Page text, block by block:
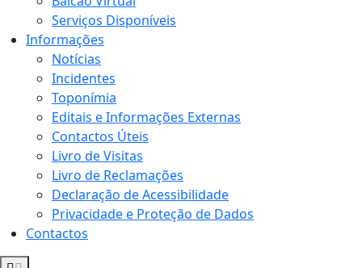
Serviços Disponíveis
Informações
Notícias
Incidentes
Toponímia
Editais e Informações Externas
Contactos Úteis
Livro de Visitas
Livro de Reclamações
Declaração de Acessibilidade
Privacidade e Proteção de Dados
Contactos